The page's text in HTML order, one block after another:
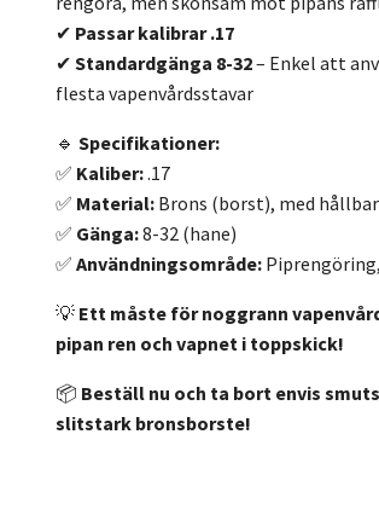
✔ Passar kalibrar .17
✔ Standardgänga 8-32– Enkel att
flesta vapenvårdsstavar
🔹 Specifikationer:
✅ Kaliber:.17
✅ Material: Brons (borst), med
✅ Gänga:8-32 (hane)
✅ Användningsområde:
💡 Ett måste för noggrann
pipan ren och vapnet i toppskick!
📦 Beställ nu och ta bort envis
slitstark bronsborste!